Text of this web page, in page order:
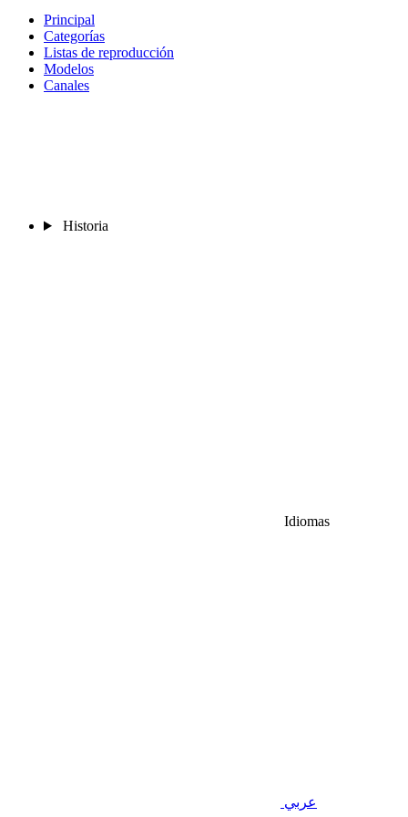
Principal
Categorías
Listas de reproducción
Modelos
Canales
Historia
Idiomas
عربي